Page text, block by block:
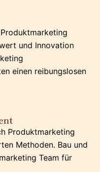
und Innovation
einen reibungslosen
Produktmarketing
Methoden. Bau und
Team für